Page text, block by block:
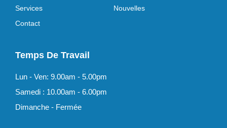
Services
Nouvelles
Contact
Temps De Travail
Lun - Ven: 9.00am - 5.00pm
Samedi : 10.00am - 6.00pm
Dimanche - Fermée